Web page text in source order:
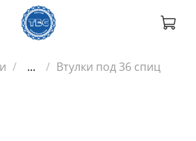
... Втулки под 36 спиц